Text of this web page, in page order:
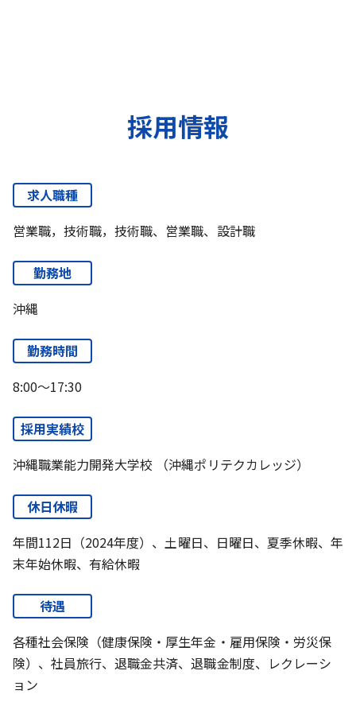
採用情報
求人職種
営業職，技術職，技術職、営業職、設計職
勤務地
沖縄
勤務時間
8:00～17:30
採用実績校
沖縄職業能力開発大学校 （沖縄ポリテクカレッジ）
休日休暇
年間112日（2024年度）、土曜日、日曜日、夏季休暇、年
末年始休暇、有給休暇
待遇
各種社会保険（健康保険・厚生年金・雇用保険・労災保
険）、社員旅行、退職金共済、退職金制度、レクレーシ
ョン